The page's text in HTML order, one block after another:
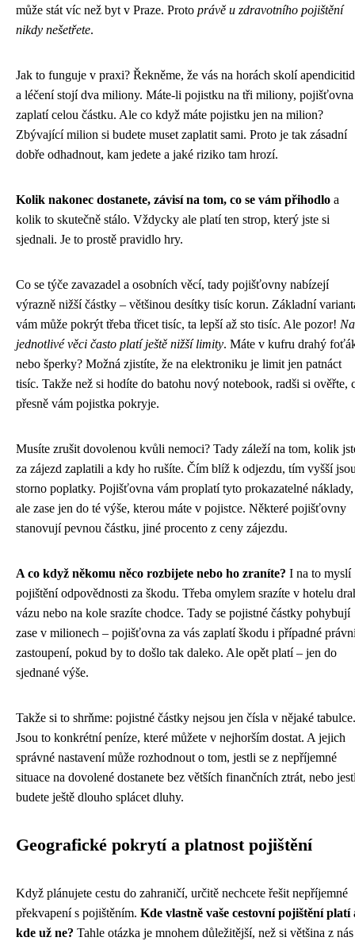
může stát víc než byt v Praze. Proto právě u zdravotního pojištění
nikdy nešetřete.
Jak to funguje v praxi? Řekněme, že vás na horách skolí
a léčení stojí dva miliony. Máte-li pojistku na tři miliony, pojišťovna
zaplatí celou částku. Ale co když máte pojistku jen na milion?
Zbývající milion si budete muset zaplatit sami. Proto je tak zásadní
dobře odhadnout, kam jedete a jaké riziko tam hrozí.
Kolik nakonec dostanete, závisí na tom, co se vám přihodlo a
kolik to skutečně stálo. Vždycky ale platí ten strop, který jste si
sjednali. Je to prostě pravidlo hry.
Co se týče zavazadel a osobních věcí, tady pojišťovny nabízejí
výrazně nižší částky – většinou desítky tisíc korun. Základní
vám může pokrýt třeba třicet tisíc, ta lepší až sto tisíc. Ale pozor! Na
jednotlivé věci často platí ještě nižší limity. Máte v kufru drahý
nebo šperky? Možná zjistíte, že na elektroniku je limit jen patnáct
tisíc. Takže než si hodíte do batohu nový notebook, radši si ověřte,
přesně vám pojistka pokryje.
Musíte zrušit dovolenou kvůli nemoci? Tady záleží na tom, kolik
za zájezd zaplatili a kdy ho rušíte. Čím blíž k odjezdu, tím vyšší
storno poplatky. Pojišťovna vám proplatí tyto prokazatelné náklady,
ale zase jen do té výše, kterou máte v pojistce. Některé pojišťovny
stanovují pevnou částku, jiné procento z ceny zájezdu.
A co když někomu něco rozbijete nebo ho zraníte? I na to myslí
pojištění odpovědnosti za škodu. Třeba omylem srazíte v hotelu
vázu nebo na kole srazíte chodce. Tady se pojistné částky pohybují
zase v milionech – pojišťovna za vás zaplatí škodu i případné
zastoupení, pokud by to došlo tak daleko. Ale opět platí – jen do
sjednané výše.
Takže si to shrňme: pojistné částky nejsou jen čísla v nějaké tabulce.
Jsou to konkrétní peníze, které můžete v nejhorším dostat. A jejich
správné nastavení může rozhodnout o tom, jestli se z nepříjemné
situace na dovolené dostanete bez větších finančních ztrát, nebo
budete ještě dlouho splácet dluhy.
Geografické pokrytí a platnost pojištění
Když plánujete cestu do zahraničí, určitě nechcete řešit nepříjemné
překvapení s pojištěním. Kde vlastně vaše cestovní pojištění platí
kde už ne? Tahle otázka je mnohem důležitější, než si většina z nás